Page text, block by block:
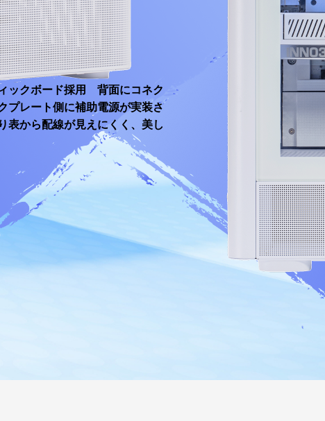
化
ックボード採用 背面にコネク
プレート側に補助電源が実装さ
表から配線が見えにくく、美し